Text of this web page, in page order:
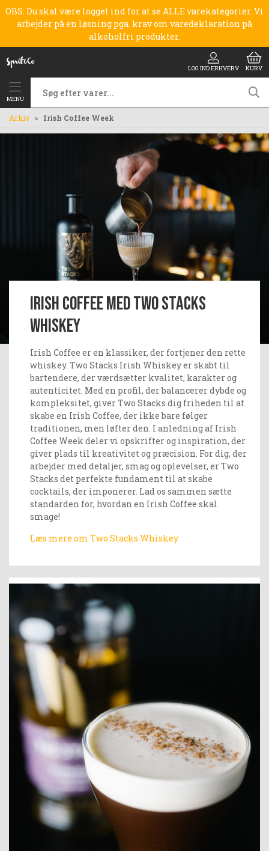
OBS: Du skal være logget ind for at se ALLE varekategorier. Vi
arbejder på en løsning pga. krav om varedeklaration på
alkoholfri produkter.
LOG IND ERHVERV KURV
MENU
Arkiv Irish Coffee Week
Irish Coffee med Two Stacks
Whiskey
Irish Coffee er en klassiker, der fortjener den rette
whiskey. Two Stacks Irish Whiskey er skabt til
bartendere, der værdsætter kvalitet, karakter og
autenticitet. Med en profil, der balancerer dybde og
kompleksitet, giver Two Stacks dig friheden til at
skabe en Irish Coffee, der ikke bare følger
traditionen, men løfter den. I anledning af Irish
Coffee Week deler vi opskrifter og inspiration, der
giver plads til kreativitet og præcision. For dig, der
arbejder med detaljer, smag og oplevelser, er Two
Stacks det perfekte fundament til at skabe
cocktails, der imponerer. Lad os sammen sætte
standarden for, hvordan en Irish Coffee skal
smage!
Læs mere om Two Stacks Whiskey